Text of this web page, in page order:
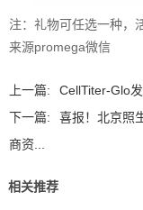
注：礼物可任选一种，
来源promega微信
上一篇:
CellTiter-Glo
下一篇:
喜报！北京照
商资...
相关推荐